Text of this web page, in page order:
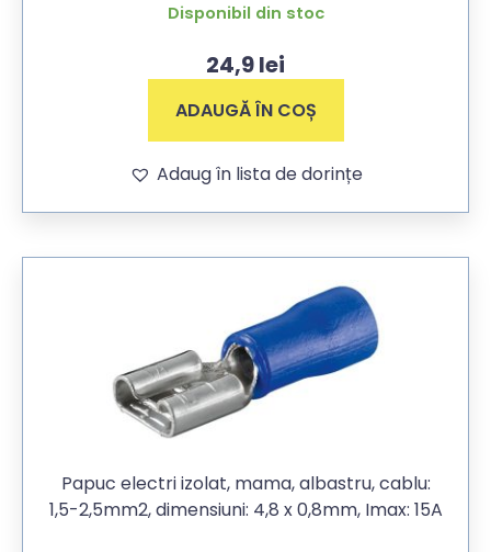
Disponibil din stoc
24,9lei
ADAUGĂ ÎN COȘ
Adaug în lista de dorințe
Papuc electri izolat, mama, albastru, cablu:
1,5-2,5mm2, dimensiuni: 4,8 x 0,8mm, Imax: 15A